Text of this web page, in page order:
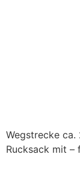
Wegstrecke ca.
Rucksack mit –